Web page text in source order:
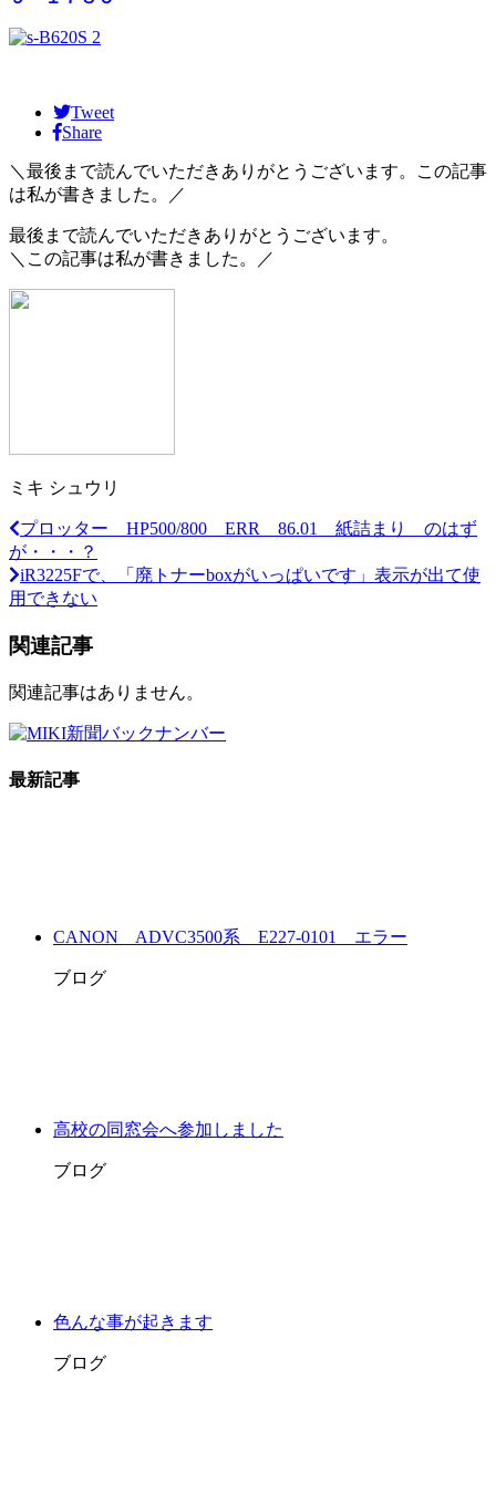
Tweet
Share
＼最後まで読んでいただきありがとうございます。この記事
は私が書きました。／
最後まで読んでいただきありがとうございます。
＼この記事は私が書きました。／
ミキ シュウリ
プロッター HP500/800 ERR 86.01 紙詰まり のはず
が・・・？
iR3225Fで、「廃トナーboxがいっぱいです」表示が出て使
用できない
関連記事
関連記事はありません。
最新記事
CANON ADVC3500系 E227-0101 エラー
ブログ
高校の同窓会へ参加しました
ブログ
色んな事が起きます
ブログ